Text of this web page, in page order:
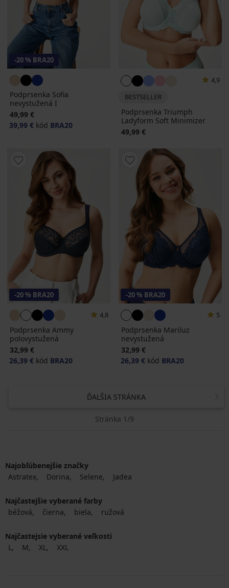
-20 % BRA20
Podprsenka Sofia
nevystužená I
49,99 €
39,99 € kód BRA20
4,9
BESTSELLER
Podprsenka Triumph
Ladyform Soft Minimizer
49,99 €
-20 % BRA20
4,8
Podprsenka Ammy
polovystužená
32,99 €
26,39 € kód BRA20
-20 % BRA20
5
Podprsenka Mariluz
nevystužená
32,99 €
26,39 € kód BRA20
ĎALŠIA STRÁNKA
Stránka 1/9
Najobľúbenejšie značky
Astratex
Dorina Selene Jadea
Najčastejšie vyberané farby
béžová
čierna biela ružová
Najčastejsie vyberané veľkosti
L
M XL XXL